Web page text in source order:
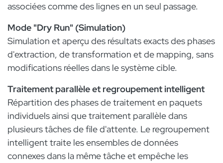
associées comme des lignes en un seul passage.
Mode "Dry Run" (Simulation)
Simulation et aperçu des résultats exacts des phases
d'extraction, de transformation et de mapping, sans
modifications réelles dans le système cible.
Traitement parallèle et regroupement intelligent
​Répartition des phases de traitement en paquets
individuels ainsi que traitement parallèle dans
plusieurs tâches de file d'attente. Le regroupement
intelligent traite les ensembles de données
connexes dans la même tâche et empêche les